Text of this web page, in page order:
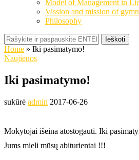
Model of Management in
Vission and mission of
Philosophy
Ieškoti
Home » Iki pasimatymo!
Naujienos
Iki pasimatymo!
sukūrė admin 2017-06-26
Mokytojai išeina atostogauti. Iki
Jums mieli mūsų abiturientai !!!